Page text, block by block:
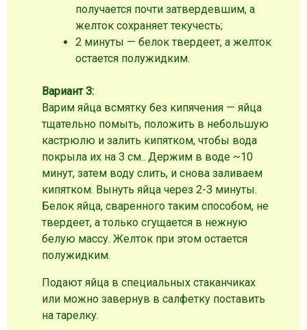
получается почти затвердевшим, а
желток сохраняет текучесть;
2 минуты — белок твердеет, а желток
остается полужидким.
Вариант 3:
Варим яйца всмятку без кипячения — яйца
тщательно помыть, положить в небольшую
кастрюлю и залить кипятком, чтобы вода
покрыла их на 3 см.. Держим в воде ~10
минут, затем воду слить, и снова заливаем
кипятком. Вынуть яйца через 2-3 минуты.
Белок яйца, сваренного таким способом, не
твердеет, а только сгущается в нежную
белую массу. Желток при этом остается
полужидким.
Подают яйца в специальных стаканчиках
или можно завернув в салфетку поставить
на тарелку.